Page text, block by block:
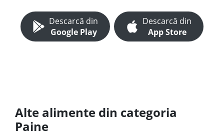
Descarcă din
Google Play
Descarcă din
App Store
Alte alimente din categoria
Paine